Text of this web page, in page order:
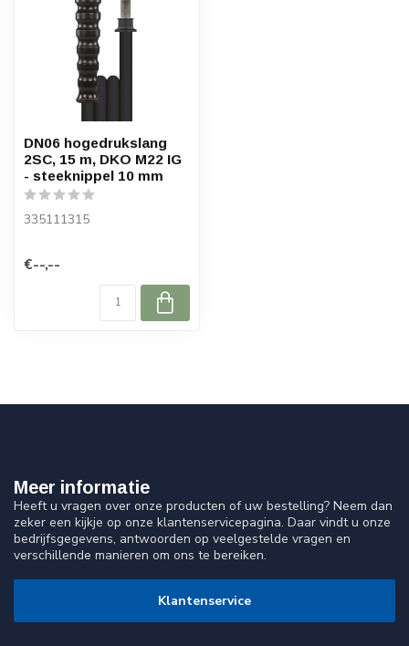
DN06 hogedrukslang
2SC, 15 m, DKO M22 IG
- steeknippel 10 mm
335111315
€--,--
Meer informatie
Heeft u vragen over onze producten of uw bestelling? Neem dan
zeker een kijkje op onze klantenservicepagina. Daar vindt u onze
bedrijfsgegevens, antwoorden op veelgestelde vragen en
verschillende manieren om ons te bereiken.
Klantenservice